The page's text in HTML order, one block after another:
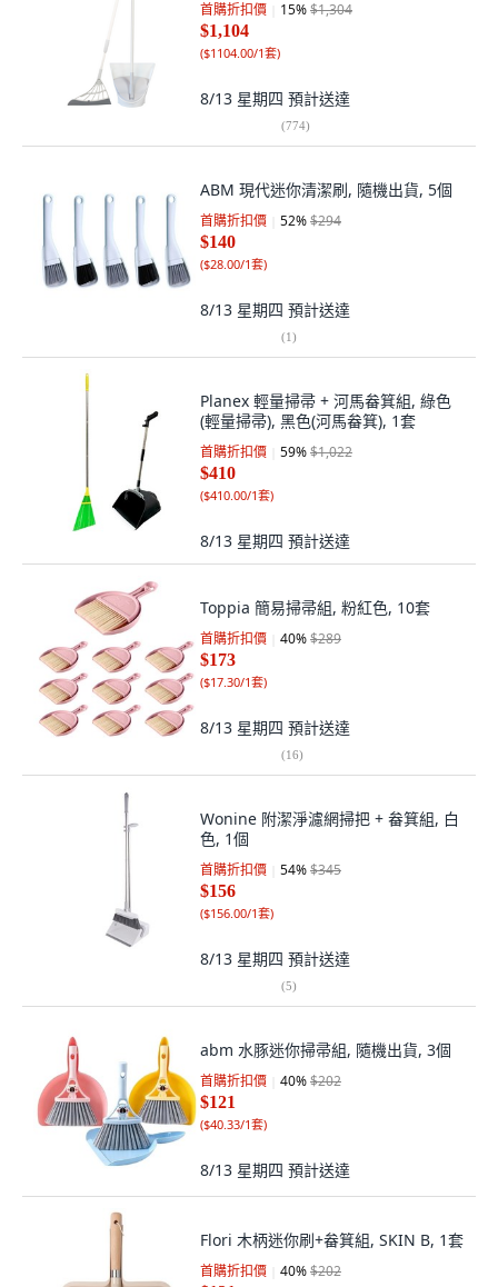
首購折扣價 15%$1,304
$1,104
($1104.00/1套)
8/13 星期四 預計送達
(774)
ABM 現代迷你清潔刷, 隨機出貨, 5個
首購折扣價 52%$294
$140
($28.00/1套)
8/13 星期四 預計送達
(1)
Planex 輕量掃帚 + 河馬畚箕組, 綠色
(輕量掃帚), 黑色(河馬畚箕), 1套
首購折扣價 59%$1,022
$410
($410.00/1套)
8/13 星期四 預計送達
Toppia 簡易掃帚組, 粉紅色, 10套
首購折扣價 40%$289
$173
($17.30/1套)
8/13 星期四 預計送達
(16)
Wonine 附潔淨濾網掃把 + 畚箕組, 白
色, 1個
首購折扣價 54%$345
$156
($156.00/1套)
8/13 星期四 預計送達
(5)
abm 水豚迷你掃帚組, 隨機出貨, 3個
首購折扣價 40%$202
$121
($40.33/1套)
8/13 星期四 預計送達
Flori 木柄迷你刷+畚箕組, SKIN B, 1套
首購折扣價 40%$202